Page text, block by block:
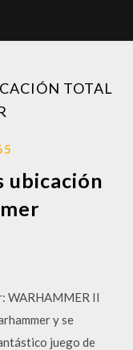
TOTAL
ubicación
WARHAMMER II
y se
juego de